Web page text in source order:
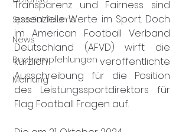
Special Teams
News
Buchempfehlungen
Meinung
Transparenz und Fairness sind
essenzielle Werte im Sport. Doch
im American Football Verband
Deutschland (AFVD) wirft die
kürzlich veröffentlichte
Ausschreibung für die Position
des Leistungssportdirektors für
Flag Football Fragen auf.